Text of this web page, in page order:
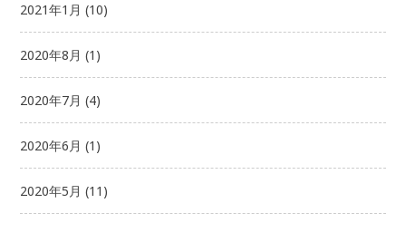
2021年1月 (10)
2020年8月 (1)
2020年7月 (4)
2020年6月 (1)
2020年5月 (11)